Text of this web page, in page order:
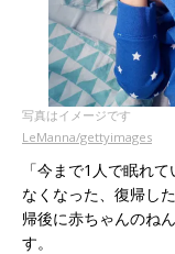
写真はイメージです
LeManna/gettyimages
「今まで1人で眠れ
なくなった、復帰し
帰後に赤ちゃんのね
す。